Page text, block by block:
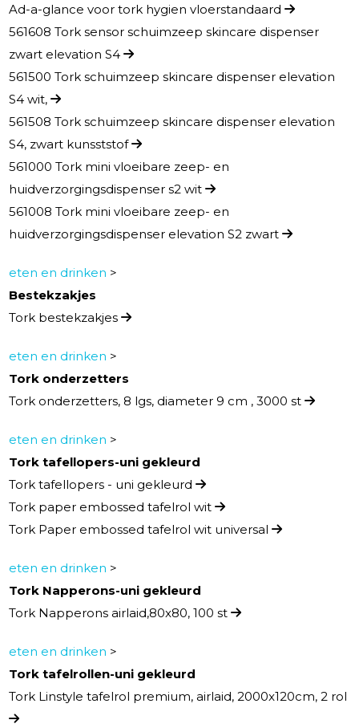
Ad-a-glance voor tork hygien vloerstandaard
561608 Tork sensor schuimzeep skincare dispenser
zwart elevation S4
561500 Tork schuimzeep skincare dispenser elevation
S4 wit,
561508 Tork schuimzeep skincare dispenser elevation
S4, zwart kunsststof
561000 Tork mini vloeibare zeep- en
huidverzorgingsdispenser s2 wit
561008 Tork mini vloeibare zeep- en
huidverzorgingsdispenser elevation S2 zwart
eten en drinken >
Bestekzakjes
Tork bestekzakjes
eten en drinken >
Tork onderzetters
Tork onderzetters, 8 lgs, diameter 9 cm , 3000 st
eten en drinken >
Tork tafellopers-uni gekleurd
Tork tafellopers - uni gekleurd
Tork paper embossed tafelrol wit
Tork Paper embossed tafelrol wit universal
eten en drinken >
Tork Napperons-uni gekleurd
Tork Napperons airlaid,80x80, 100 st
eten en drinken >
Tork tafelrollen-uni gekleurd
Tork Linstyle tafelrol premium, airlaid, 2000x120cm, 2 rol